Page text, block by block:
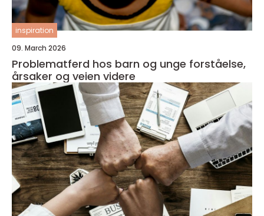
inspiration
09. March 2026
Problematferd hos barn og unge forståelse,
årsaker og veien videre